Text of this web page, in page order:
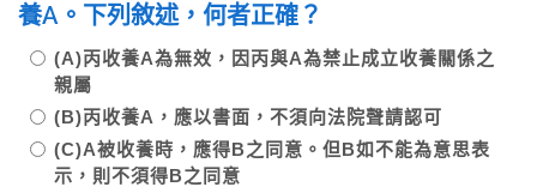
養A。下列敘述，何者正確？
(A)丙收養A為無效，因丙與A為禁止成立收養關係之
親屬
(B)丙收養A，應以書面，不須向法院聲請認可
(C)A被收養時，應得B之同意。但B如不能為意思表
示，則不須得B之同意